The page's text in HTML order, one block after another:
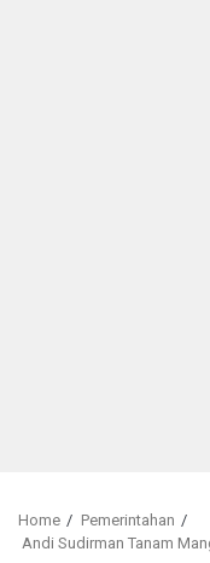
Home
Pemerintahan
Andi Sudirman Tanam